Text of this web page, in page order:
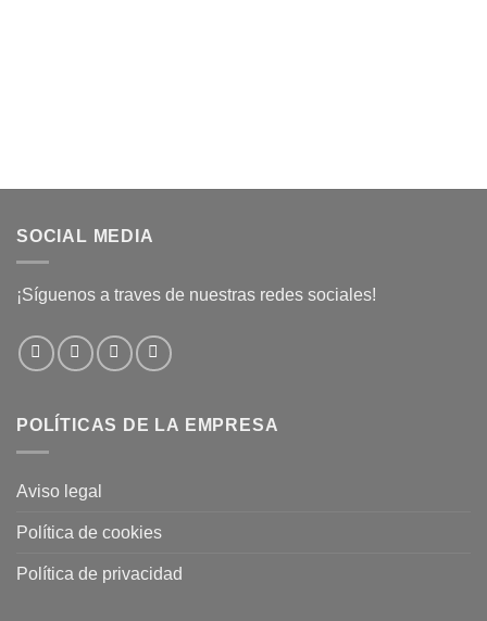
SOCIAL MEDIA
¡Síguenos a traves de nuestras redes sociales!
POLÍTICAS DE LA EMPRESA
Aviso legal
Política de cookies
Política de privacidad